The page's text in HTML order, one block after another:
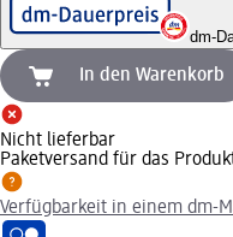
dm-
In den Warenkorb
Nicht lieferbar
Paketversand für das
Verfügbarkeit in einem dm-